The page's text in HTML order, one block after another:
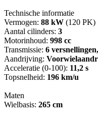
Technische informatie
Vermogen: 88 kW (120 PK)
Aantal cilinders: 3
Motorinhoud: 998 cc
Transmissie: 6
Aandrijving:
Acceleratie (0-100): 11,2 s
Topsnelheid: 196 km/u
Maten
Wielbasis: 265 cm